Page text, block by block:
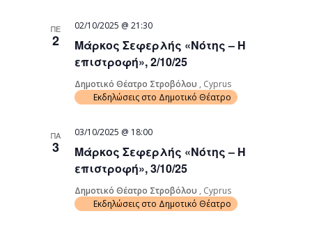
ΠΕ
2
Μάρκος Σεφερλής «Νότης – Η
επιστροφή», 2/10/25
02/10/2025 @ 21:30
Δημοτικό Θέατρο Στροβόλου , Cyprus
Εκδηλώσεις στο Δημοτικό Θέατρο
ΠΑ
3
Μάρκος Σεφερλής «Νότης – Η
επιστροφή», 3/10/25
03/10/2025 @ 18:00
Δημοτικό Θέατρο Στροβόλου , Cyprus
Εκδηλώσεις στο Δημοτικό Θέατρο